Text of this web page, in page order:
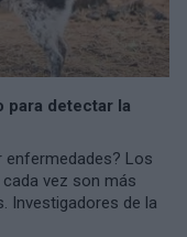
para detectar la
enfermedades? Los
vez son más
Investigadores de la